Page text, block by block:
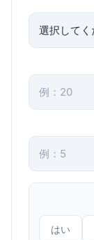
はい